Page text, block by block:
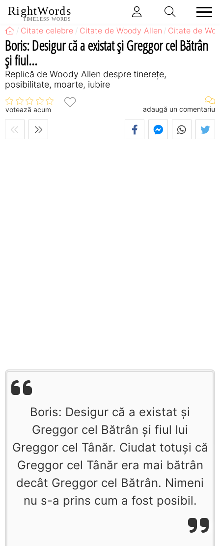
RightWords
TIMELESS WORDS
Citate celebre Citate de Woody Allen Citate de
Boris: Desigur că a existat şi Greggor cel Bătrân
şi fiul...
Replică de Woody Allen despre tinerețe,
posibilitate, moarte, iubire
votează acum adaugă un comentariu
Boris: Desigur că a existat şi
Greggor cel Bătrân şi fiul lui
Greggor cel Tânăr. Ciudat totuşi că
Greggor cel Tânăr era mai bătrân
decât Greggor cel Bătrân. Nimeni
nu s-a prins cum a fost posibil.